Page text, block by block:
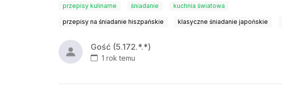
przepisy kulinarne śniadanie kuchnia światowa
przepisy na śniadanie hiszpańskie klasyczne śniadanie japońskie
Gość (5.172.*.*)
1 rok temu